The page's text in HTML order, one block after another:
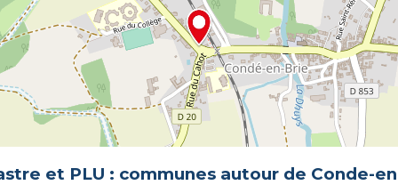
et PLU : communes autour de Conde-